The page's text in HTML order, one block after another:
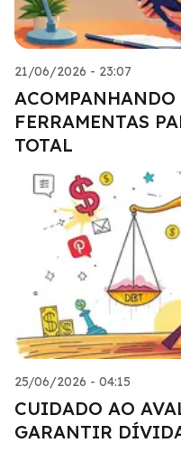
21/06/2026 - 23:07
ACOMPANHANDO
FERRAMENTAS
TOTAL
25/06/2026 - 04:15
CUIDADO AO
GARANTIR